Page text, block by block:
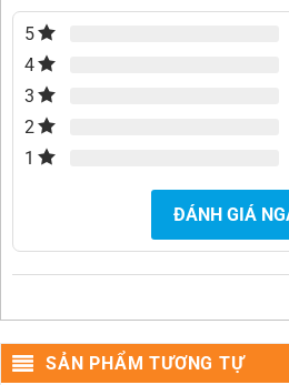
5
4
3
2
1
ĐÁNH GIÁ
SẢN PHẨM TƯƠNG TỰ